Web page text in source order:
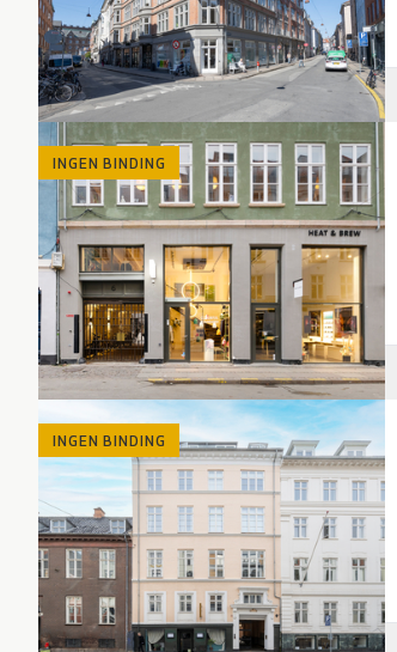
INGEN BINDING
INGEN BINDING